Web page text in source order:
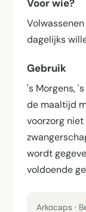
Voor wie?
dagelijks
Gebruik
's Morgens,
de maaltijd
voorzorg
wordt
voldoende
Arkocaps ·